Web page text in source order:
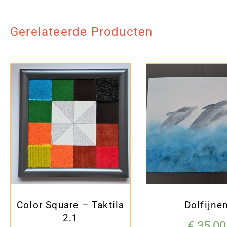
Gerelateerde Producten
Color Square – Taktila
2.1